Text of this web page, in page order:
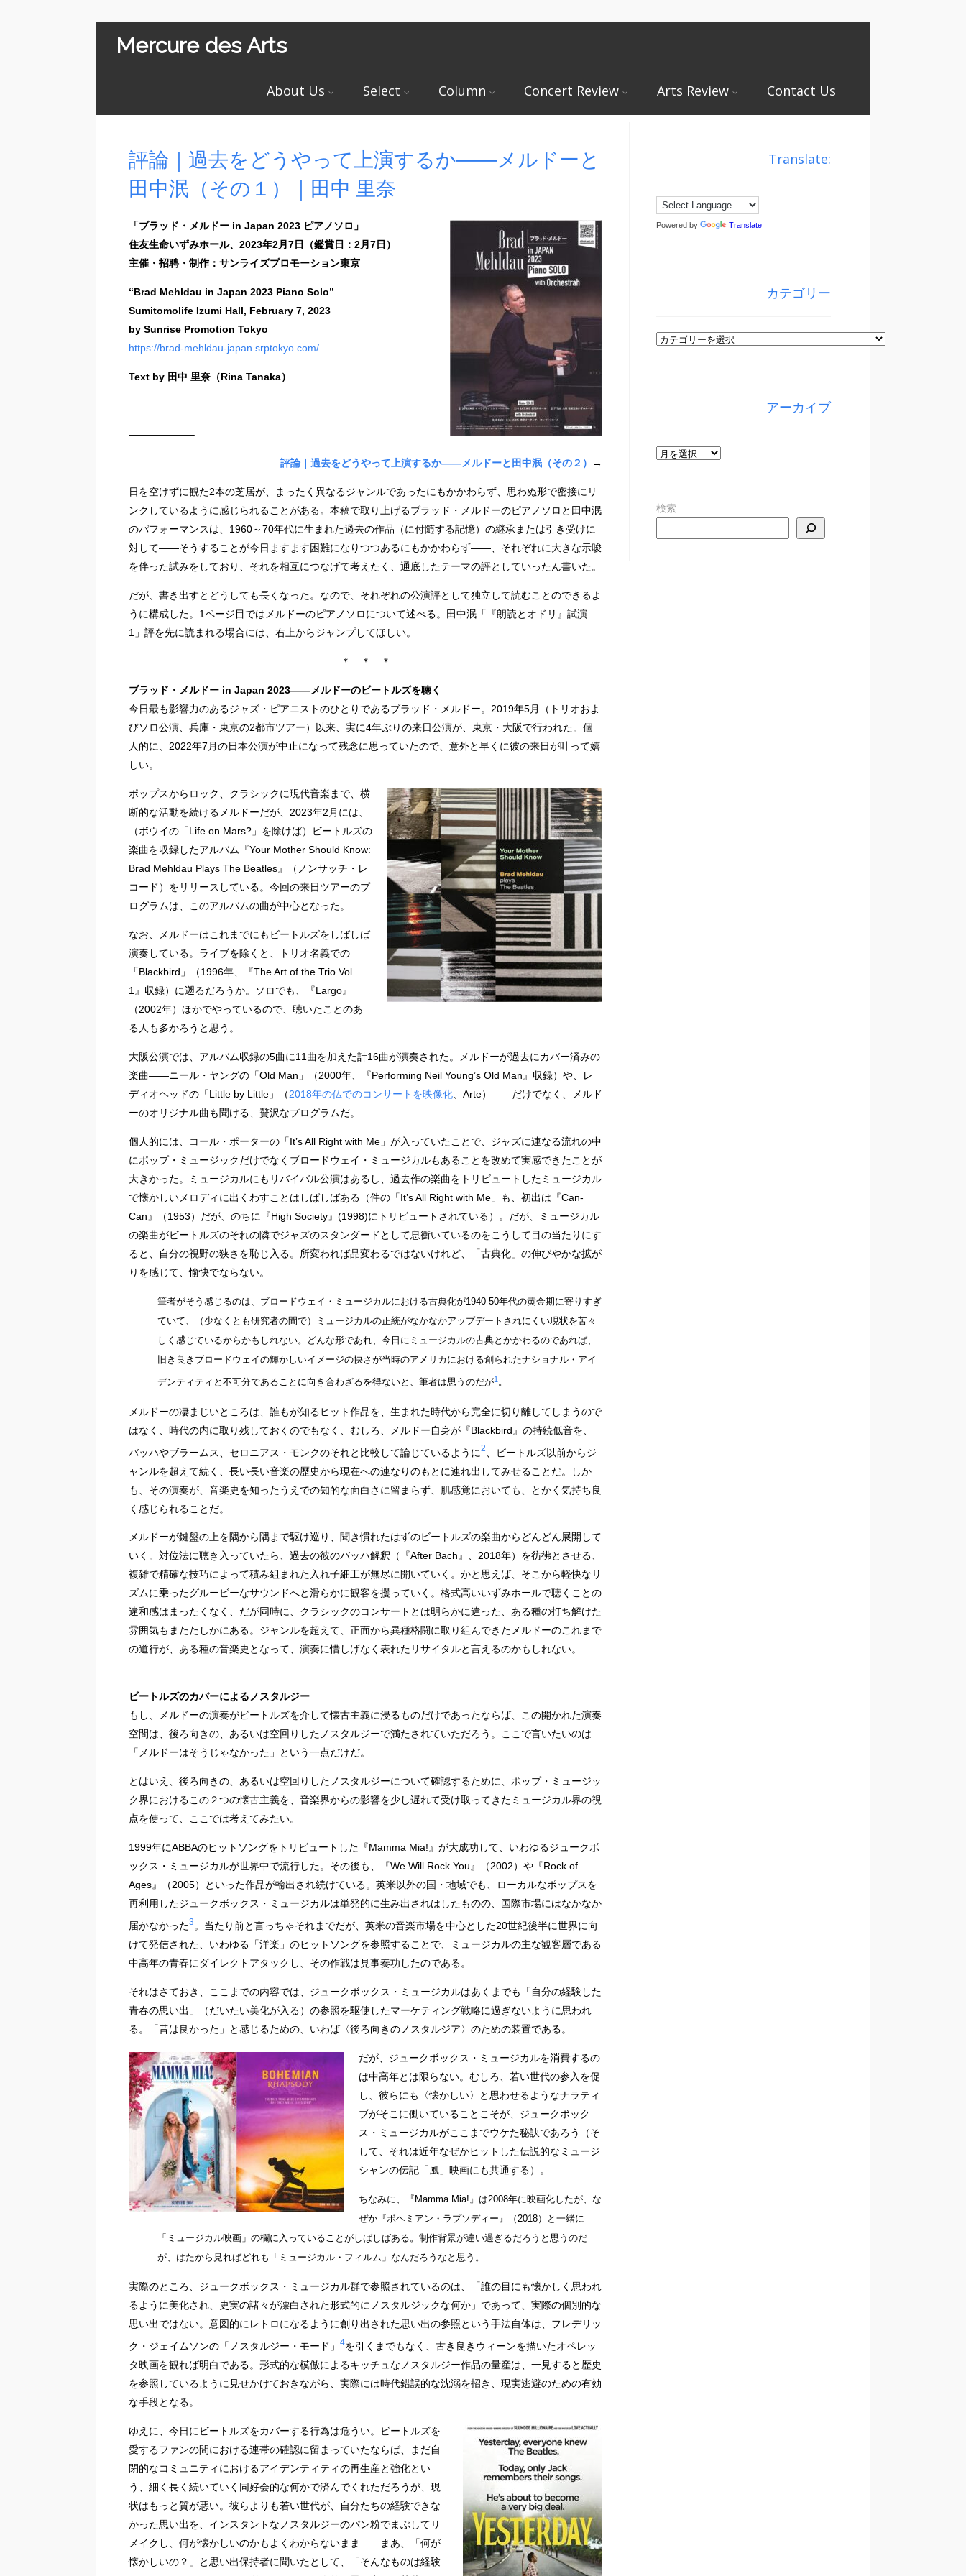
Mercure des Arts
About Us Select Column Concert Review Arts Review Contact Us
評論｜過去をどうやって上演するか――メルドーと
田中泯（その１）｜田中 里奈
「ブラッド・メルドー in Japan 2023 ピアノソロ」
住友生命いずみホール、2023年2月7日（鑑賞日：2月7日）
主催・招聘・制作：サンライズプロモーション東京
“Brad Mehldau in Japan 2023 Piano Solo”
Sumitomolife Izumi Hall, February 7, 2023
by Sunrise Promotion Tokyo
https://brad-mehldau-japan.srptokyo.com/
Text by 田中 里奈（Rina Tanaka）
——————–
評論｜過去をどうやって上演するか――メルドーと田中泯（その２） →
日を空けずに観た2本の芝居が、まったく異なるジャンルであったにもかかわらず、思わぬ形で密接にリ
ンクしているように感じられることがある。本稿で取り上げるブラッド・メルドーのピアノソロと田中泯
のパフォーマンスは、1960～70年代に生まれた過去の作品（に付随する記憶）の継承または引き受けに
対して——そうすることが今日ますます困難になりつつあるにもかかわらず——、それぞれに大きな示唆
を伴った試みをしており、それを相互につなげて考えたく、通底したテーマの評としていったん書いた。
だが、書き出すとどうしても長くなった。なので、それぞれの公演評として独立して読むことのできるよ
うに構成した。1ページ目ではメルドーのピアノソロについて述べる。田中泯「『朗読とオドリ』試演
1」評を先に読まれる場合には、右上からジャンプしてほしい。
＊ ＊ ＊
ブラッド・メルドー in Japan 2023——メルドーのビートルズを聴く
今日最も影響力のあるジャズ・ピアニストのひとりであるブラッド・メルドー。2019年5月（トリオおよ
びソロ公演、兵庫・東京の2都市ツアー）以来、実に4年ぶりの来日公演が、東京・大阪で行われた。個
人的に、2022年7月の日本公演が中止になって残念に思っていたので、意外と早くに彼の来日が叶って嬉
しい。
ポップスからロック、クラシックに現代音楽まで、横
断的な活動を続けるメルドーだが、2023年2月には、
（ボウイの「Life on Mars?」を除けば）ビートルズの
楽曲を収録したアルバム『Your Mother Should Know:
Brad Mehldau Plays The Beatles』（ノンサッチ・レ
コード）をリリースしている。今回の来日ツアーのプ
ログラムは、このアルバムの曲が中心となった。
なお、メルドーはこれまでにもビートルズをしばしば
演奏している。ライブを除くと、トリオ名義での
「Blackbird」（1996年、『The Art of the Trio Vol.
1』収録）に遡るだろうか。ソロでも、『Largo』
（2002年）ほかでやっているので、聴いたことのあ
る人も多かろうと思う。
大阪公演では、アルバム収録の5曲に11曲を加えた計16曲が演奏された。メルドーが過去にカバー済みの
楽曲——ニール・ヤングの「Old Man」（2000年、『Performing Neil Young’s Old Man』収録）や、レ
ディオヘッドの「Little by Little」（2018年の仏でのコンサートを映像化、Arte）——だけでなく、メルド
ーのオリジナル曲も聞ける、贅沢なプログラムだ。
個人的には、コール・ポーターの「It’s All Right with Me」が入っていたことで、ジャズに連なる流れの中
にポップ・ミュージックだけでなくブロードウェイ・ミュージカルもあることを改めて実感できたことが
大きかった。ミュージカルにもリバイバル公演はあるし、過去作の楽曲をトリビュートしたミュージカル
で懐かしいメロディに出くわすことはしばしばある（件の「It’s All Right with Me」も、初出は『Can-
Can』（1953）だが、のちに『High Society』(1998)にトリビュートされている）。だが、ミュージカル
の楽曲がビートルズのそれの隣でジャズのスタンダードとして息衝いているのをこうして目の当たりにす
ると、自分の視野の狭さを恥じ入る。所変われば品変わるではないけれど、「古典化」の伸びやかな拡が
りを感じて、愉快でならない。
筆者がそう感じるのは、ブロードウェイ・ミュージカルにおける古典化が1940-50年代の黄金期に寄りすぎ
ていて、（少なくとも研究者の間で）ミュージカルの正統がなかなかアップデートされにくい現状を苦々
しく感じているからかもしれない。どんな形であれ、今日にミュージカルの古典とかかわるのであれば、
旧き良きブロードウェイの輝かしいイメージの快さが当時のアメリカにおける創られたナショナル・アイ
デンティティと不可分であることに向き合わざるを得ないと、筆者は思うのだが1。
メルドーの凄まじいところは、誰もが知るヒット作品を、生まれた時代から完全に切り離してしまうので
はなく、時代の内に取り残しておくのでもなく、むしろ、メルドー自身が『Blackbird』の持続低音を、
バッハやブラームス、セロニアス・モンクのそれと比較して論じているように2
、ビートルズ以前からジ
ャンルを超えて続く、長い長い音楽の歴史から現在への連なりのもとに連れ出してみせることだ。しか
も、その演奏が、音楽史を知ったうえでの知的な面白さに留まらず、肌感覚においても、とかく気持ち良
く感じられることだ。
メルドーが鍵盤の上を隅から隅まで駆け巡り、聞き慣れたはずのビートルズの楽曲からどんどん展開して
いく。対位法に聴き入っていたら、過去の彼のバッハ解釈（『After Bach』、2018年）を彷彿とさせる、
複雑で精確な技巧によって積み組まれた入れ子細工が無尽に開いていく。かと思えば、そこから軽快なリ
ズムに乗ったグルービーなサウンドへと滑らかに観客を攫っていく。格式高いいずみホールで聴くことの
違和感はまったくなく、だが同時に、クラシックのコンサートとは明らかに違った、ある種の打ち解けた
雰囲気もまたたしかにある。ジャンルを超えて、正面から異種格闘に取り組んできたメルドーのこれまで
の道行が、ある種の音楽史となって、演奏に惜しげなく表れたリサイタルと言えるのかもしれない。
ビートルズのカバーによるノスタルジー
もし、メルドーの演奏がビートルズを介して懐古主義に浸るものだけであったならば、この開かれた演奏
空間は、後ろ向きの、あるいは空回りしたノスタルジーで満たされていただろう。ここで言いたいのは
「メルドーはそうじゃなかった」という一点だけだ。
とはいえ、後ろ向きの、あるいは空回りしたノスタルジーについて確認するために、ポップ・ミュージッ
ク界におけるこの２つの懐古主義を、音楽界からの影響を少し遅れて受け取ってきたミュージカル界の視
点を使って、ここでは考えてみたい。
1999年にABBAのヒットソングをトリビュートした『Mamma Mia!』が大成功して、いわゆるジュークボ
ックス・ミュージカルが世界中で流行した。その後も、『We Will Rock You』（2002）や『Rock of
Ages』（2005）といった作品が輸出され続けている。英米以外の国・地域でも、ローカルなポップスを
再利用したジュークボックス・ミュージカルは単発的に生み出されはしたものの、国際市場にはなかなか
届かなかった3 。当たり前と言っちゃそれまでだが、英米の音楽市場を中心とした20世紀後半に世界に向
けて発信された、いわゆる「洋楽」のヒットソングを参照することで、ミュージカルの主な観客層である
中高年の青春にダイレクトアタックし、その作戦は見事奏功したのである。
それはさておき、ここまでの内容では、ジュークボックス・ミュージカルはあくまでも「自分の経験した
青春の思い出」（だいたい美化が入る）の参照を駆使したマーケティング戦略に過ぎないように思われ
る。「昔は良かった」と感じるための、いわば〈後ろ向きのノスタルジア〉のための装置である。
だが、ジュークボックス・ミュージカルを消費するの
は中高年とは限らない。むしろ、若い世代の参入を促
し、彼らにも〈懐かしい〉と思わせるようなナラティ
ブがそこに働いていることこそが、ジュークボック
ス・ミュージカルがここまでウケた秘訣であろう（そ
して、それは近年なぜかヒットした伝説的なミュージ
シャンの伝記「風」映画にも共通する）。
ちなみに、『Mamma Mia!』は2008年に映画化したが、な
ぜか『ボヘミアン・ラプソディー』（2018）と一緒に
「ミュージカル映画」の欄に入っていることがしばしばある。制作背景が違い過ぎるだろうと思うのだ
が、はたから見ればどれも「ミュージカル・フィルム」なんだろうなと思う。
実際のところ、ジュークボックス・ミュージカル群で参照されているのは、「誰の目にも懐かしく思われ
るように美化され、史実の諸々が漂白された形式的にノスタルジックな何か」であって、実際の個別的な
思い出ではない。意図的にレトロになるように創り出された思い出の参照という手法自体は、フレデリッ
ク・ジェイムソンの「ノスタルジー・モード」
4を引くまでもなく、古き良きウィーンを描いたオペレッ
タ映画を観れば明白である。形式的な模倣によるキッチュなノスタルジー作品の量産は、一見すると歴史
を参照しているように見せかけておきながら、実際には時代錯誤的な沈溺を招き、現実逃避のための有効
な手段となる。
ゆえに、今日にビートルズをカバーする行為は危うい。ビートルズを
愛するファンの間における連帯の確認に留まっていたならば、まだ自
閉的なコミュニティにおけるアイデンティティの再生産と強化とい
う、細く長く続いていく同好会的な何かで済んでくれただろうが、現
状はもっと質が悪い。彼らよりも若い世代が、自分たちの経験できな
かった思い出を、インスタントなノスタルジーのパン粉でまぶしてリ
メイクし、何が懐かしいのかもよくわからないまま——まあ、「何が
懐かしいの？」と思い出保持者に聞いたとして、「そんなものは経験
Translate:
Powered by Translate
カテゴリー
カ
アーカイブ
ア
イ
検索